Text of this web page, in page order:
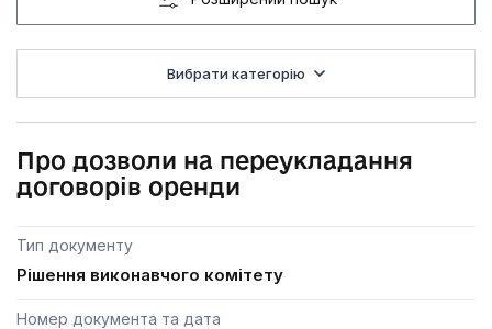
Вибрати категорію
Про дозволи на переукладання
договорів оренди
Тип документу
Рішення виконавчого комітету
Номер документа та дата